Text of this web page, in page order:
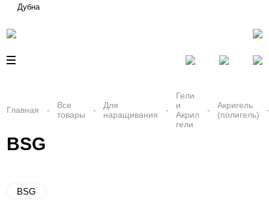
Дубна
Главная
Все
товары
Для
наращивания
Гели
и
Акрил
гели
Акригель
(полигель)
BSG
BSG